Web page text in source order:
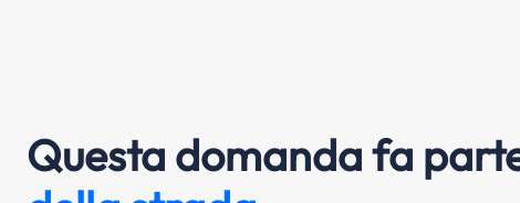
Questa domanda fa